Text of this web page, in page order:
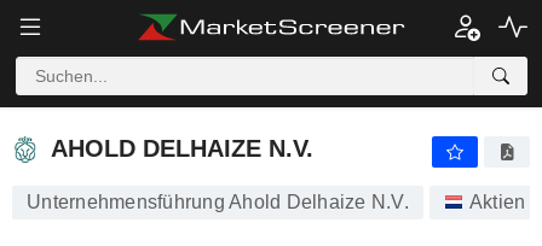
AHOLD DELHAIZE N.V.
AHOLD DELHAIZE N.V.
Unternehmensführung Ahold Delhaize N.V. Aktien